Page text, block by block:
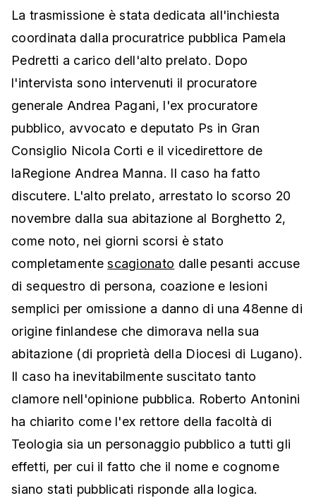
La trasmissione è stata dedicata all'inchiesta
coordinata dalla procuratrice pubblica Pamela
Pedretti a carico dell'alto prelato. Dopo
l'intervista sono intervenuti il procuratore
generale Andrea Pagani, l'ex procuratore
pubblico, avvocato e deputato Ps in Gran
Consiglio Nicola Corti e il vicedirettore de
laRegione Andrea Manna. Il caso ha fatto
discutere. L'alto prelato, arrestato lo scorso 20
novembre dalla sua abitazione al Borghetto 2,
come noto, nei giorni scorsi è stato
completamentescagionato dalle pesanti accuse
di sequestro di persona, coazione e lesioni
semplici per omissione a danno di una 48enne di
origine finlandese che dimorava nella sua
abitazione (di proprietà della Diocesi di Lugano).
Il caso ha inevitabilmente suscitato tanto
clamore nell'opinione pubblica. Roberto Antonini
ha chiarito come l'ex rettore della facoltà di
Teologia sia un personaggio pubblico a tutti gli
effetti, per cui il fatto che il nome e cognome
siano stati pubblicati risponde alla logica.